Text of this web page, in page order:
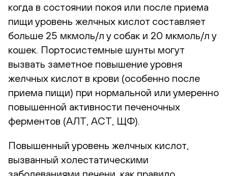
когда в состоянии покоя или после приема
пищи уровень желчных кислот составляет
больше 25 мкмоль/л у собак и 20 мкмоль/л у
кошек. Портосистемные шунты могут
вызвать заметное повышение уровня
желчных кислот в крови (особенно после
приема пищи) при нормальной или умеренно
повышенной активности печеночных
ферментов (АЛТ, АСТ, ЩФ).
Повышенный уровень желчных кислот,
вызванный холестатическими
заболеваниями печени, как правило,